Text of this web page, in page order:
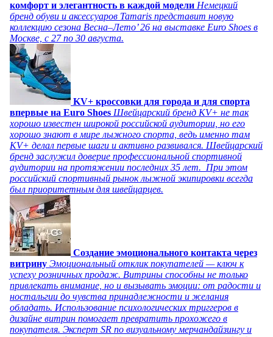
комфорт и элегантность в каждой модели Немецкий
бренд обуви и аксессуаров Tamaris представит новую
коллекцию сезона Весна–Лето’ 26 на выставке Euro Shoes в
Москве, с 27 по 30 августа.
KV+ кроссовки для города и для спорта
впервые на Euro Shoes Швейцарский бренд KV+ не так
хорошо известен широкой российской аудитории, но его
хорошо знают в мире лыжного спорта, ведь именно там
KV+ делал первые шаги и активно развивался. Швейцарский
бренд заслужил доверие профессиональной спортивной
аудитории на протяжении последних 35 лет. При этом
российский спортивный рынок лыжной экипировки всегда
был приоритетным для швейцарцев.
Создание эмоционального контакта через
витрину Эмоциональный отклик покупателей — ключ к
успеху розничных продаж. Витрины способны не только
привлекать внимание, но и вызывать эмоции: от радости и
ностальгии до чувства принадлежности и желания
обладать. Использование психологических триггеров в
дизайне витрин помогает превратить прохожего в
покупателя. Эксперт SR по визуальному мерчандайзингу и